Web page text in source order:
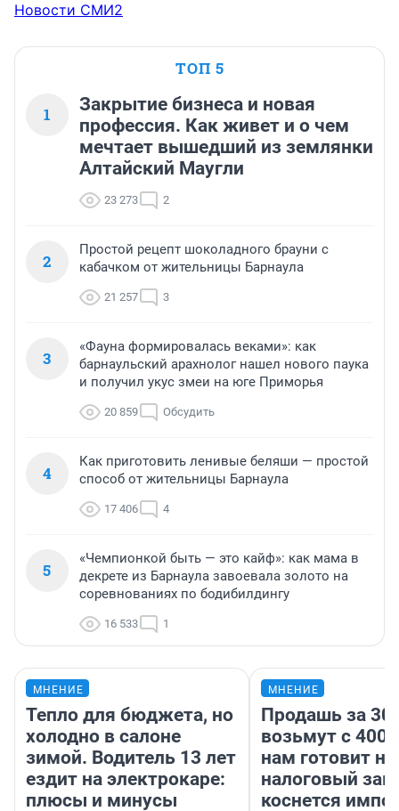
Новости СМИ2
ТОП 5
1
Закрытие бизнеса и новая
профессия. Как живет и о чем
мечтает вышедший из землянки
Алтайский Маугли
23 273 2
2
Простой рецепт шоколадного брауни с
кабачком от жительницы Барнаула
21 257 3
3
«Фауна формировалась веками»: как
барнаульский арахнолог нашел нового паука
и получил укус змеи на юге Приморья
20 859 Обсудить
4
Как приготовить ленивые беляши — простой
способ от жительницы Барнаула
17 406 4
5
«Чемпионкой быть — это кайф»: как мама в
декрете из Барнаула завоевала золото на
соревнованиях по бодибилдингу
16 533 1
МНЕНИЕ
Тепло для бюджета, но
холодно в салоне
зимой. Водитель 13 лет
ездит на электрокаре:
плюсы и минусы
МНЕНИЕ
Продашь за
возьмут с
нам готовит
налоговый
коснется